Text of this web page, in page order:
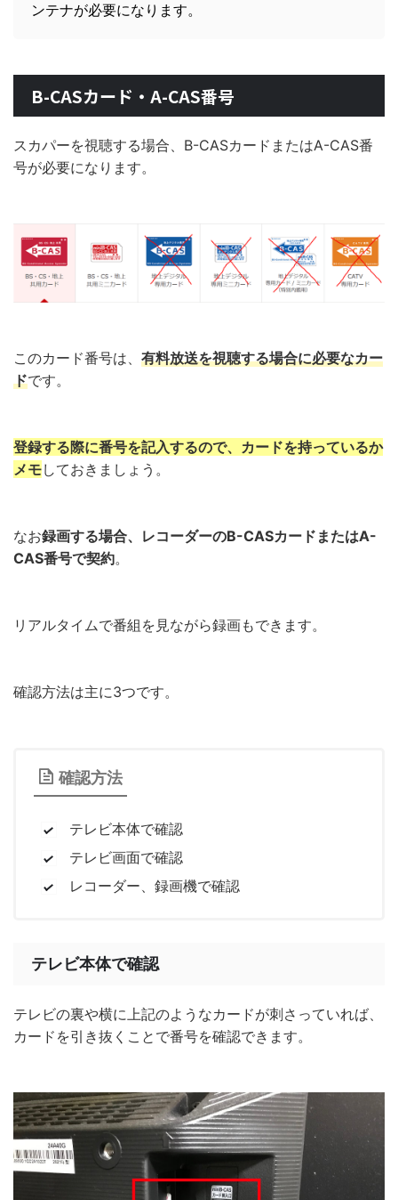
ンテナが必要になります。
B-CASカード・A-CAS番号
スカパーを視聴する場合、B-CASカードまたはA-CAS番
号が必要になります。
このカード番号は、 有料放送を視聴する場合に必要なカー
ドです。
登録する際に番号を記入するので、カードを持っているか
メモしておきましょう。
なお録画する場合、レコーダーのB-CASカードまたはA-
CAS番号で契約。
リアルタイムで番組を見ながら録画もできます。
確認方法は主に3つです。
確認方法
テレビ本体で確認
テレビ画面で確認
レコーダー、録画機で確認
テレビ本体で確認
テレビの裏や横に上記のようなカードが刺さっていれば、
カードを引き抜くことで番号を確認できます。